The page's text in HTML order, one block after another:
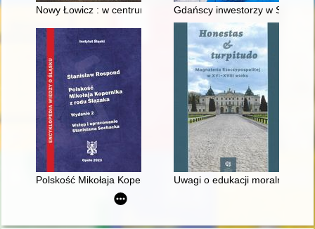
Nowy Łowicz : w centrum poligonu drawskiego od
Gdańscy inwestorzy w
Polskość Mikołaja Kopernika z rodu ŚlązakaUwagi o edukacji moralnej